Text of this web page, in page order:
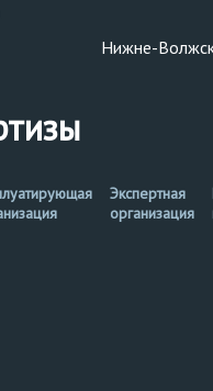
Нижне-
Экспертная
организация